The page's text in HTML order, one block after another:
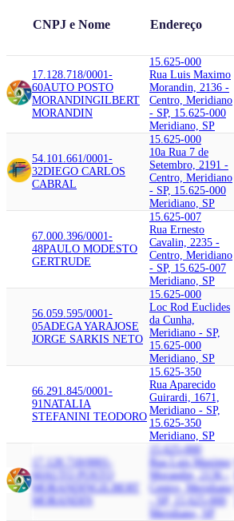
CNPJ e Nome Endereço
17.128.718/0001-
60AUTO POSTO
MORANDINGILBERT
MORANDIN
15.625-000
Rua Luis Maximo
Morandin, 2136 -
Centro, Meridiano
- SP, 15.625-000
Meridiano, SP
54.101.661/0001-
32DIEGO CARLOS
CABRAL
15.625-000
10a Rua 7 de
Setembro, 2191 -
Centro, Meridiano
- SP, 15.625-000
Meridiano, SP
67.000.396/0001-
48PAULO MODESTO
GERTRUDE
15.625-007
Rua Ernesto
Cavalin, 2235 -
Centro, Meridiano
- SP, 15.625-007
Meridiano, SP
56.059.595/0001-
05ADEGA YARAJOSE
JORGE SARKIS NETO
15.625-000
Loc Rod Euclides
da Cunha,
Meridiano - SP,
15.625-000
Meridiano, SP
66.291.845/0001-
91NATALIA
STEFANINI TEODORO
15.625-350
Rua Aparecido
Guirardi, 1671,
Meridiano - SP,
15.625-350
Meridiano, SP
17.128.718/0001-
60AUTO POSTO
MORANDIN
GILBERT
MORANDIN
15.625-000
Rua Luis Maximo
Morandin, 2136 -
Centro, Meridiano
- SP, 15.625-000
Meridiano, SP